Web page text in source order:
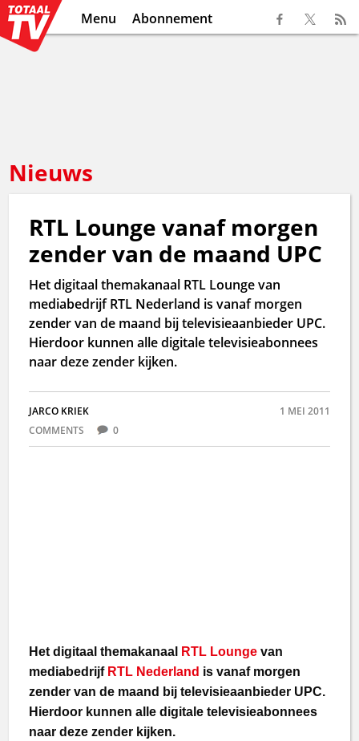
Menu Abonnement
Nieuws
RTL Lounge vanaf morgen
zender van de maand UPC
Het digitaal themakanaal RTL Lounge van
mediabedrijf RTL Nederland is vanaf morgen
zender van de maand bij televisieaanbieder UPC.
Hierdoor kunnen alle digitale televisieabonnees
naar deze zender kijken.
JARCO KRIEK
1 MEI 2011
COMMENTS
0
Het digitaal themakanaal RTL Lounge van
mediabedrijf RTL Nederland is vanaf morgen
zender van de maand bij televisieaanbieder UPC.
Hierdoor kunnen alle digitale televisieabonnees
naar deze zender kijken.